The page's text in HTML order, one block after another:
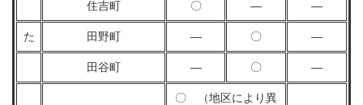
住吉町 〇 ― ―
た 田野町 ― 〇 ―
田谷町 ― 〇 ―
〇 （地区により異